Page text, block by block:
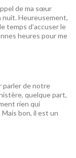
de ma sœur
nuit. Heureusement,
temps d’accuser le
heures pour me
parler de notre
quelque part,
rien qui
bon, il est un